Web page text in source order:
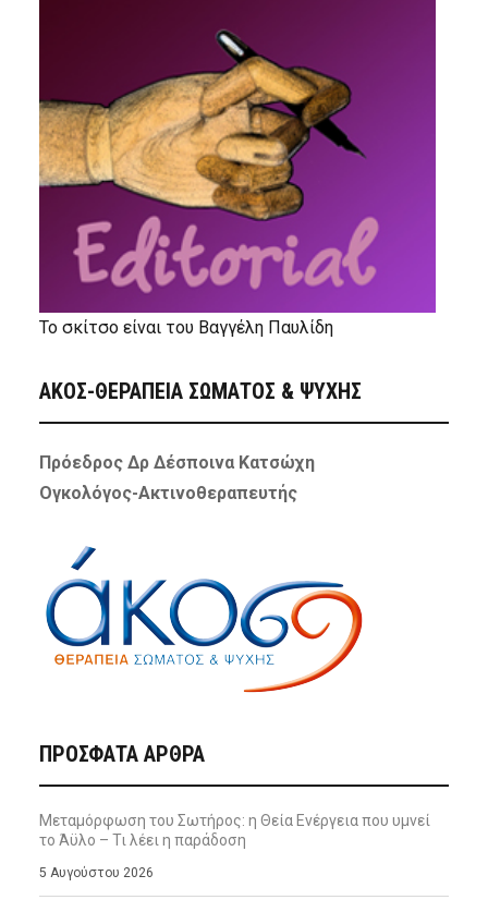
Το σκίτσο είναι του Βαγγέλη Παυλίδη
ΑΚΟΣ-ΘΕΡΑΠΕΙΑ ΣΩΜΑΤΟΣ & ΨΥΧΗΣ
Πρόεδρος Δρ Δέσποινα Κατσώχη
Ογκολόγος-Ακτινοθεραπευτής
ΠΡΌΣΦΑΤΑ ΆΡΘΡΑ
Μεταμόρφωση του Σωτήρος: η Θεία Ενέργεια που υμνεί
το Άϋλο – Τι λέει η παράδοση
5 Αυγούστου 2026